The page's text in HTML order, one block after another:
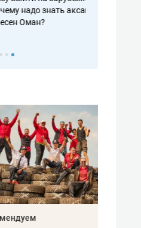
знать аксакалов и